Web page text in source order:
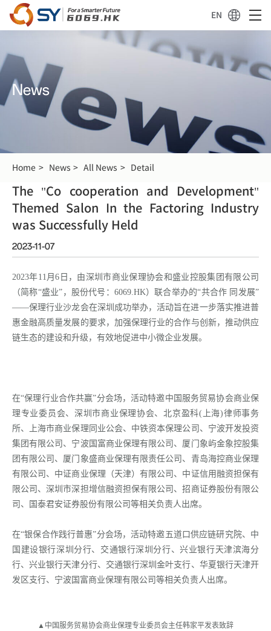
EN
News
Home News All News Detail
The "Co cooperation and Development"
Themed Salon In the Factoring Industry
was Successfully Held
2023-11-07
2023年11月6日，由深圳市商业保理协会和盛业控股集团有限公司
（简称“盛业”，股份代号：6069.HK）联合举办的“共合作 同发展”
——保理行业沙龙会在深圳成功举办，活动旨在进一步落实推进普
惠金融高质量发展的要求，加强保理行业的合作与创新，推动供应
链生态的建设和升级，有效地促进中小微企业发展。
在“保理行业合作共赢”分会场，活动特邀中国服务贸易协会商业保
理专业委员会、深圳市商业保理协会、北京盈科(上海)律师事务
所、上海市商业保理同业公会、中铁资本保理公司、宁波开发投资
集团有限公司、宁波国富商业保理有限公司、厦门象屿金象控股集
团有限公司、厦门象盛商业保理有限责任公司、青岛海控商业保理
有限公司、中证商业保理（天津）有限公司、中证信用融资担保有
限公司、深圳市深担增信融资担保有限公司、招商证券股份有限公
司、国泰君安证券股份有限公司等相关负责人出席。
在“银保合作践行普惠”分会场，活动特邀五道口供应链研究院、中
国建设银行深圳分行、交通银行深圳分行、兴业银行天津滨海分
行、兴业银行天津分行、交通银行深圳金叶支行、华夏银行天津开
发区支行、宁波国富商业保理有限公司等相关负责人出席。
▲中国服务贸易协会商业保理专业委员会主任韩家平发表致辞